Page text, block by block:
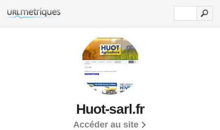
Huot-sarl.fr
Accéder au site